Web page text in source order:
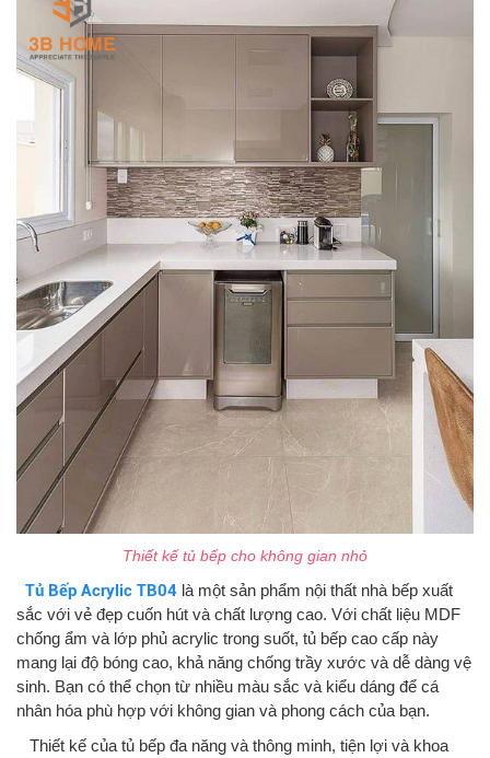
Thiết kế tủ bếp cho không gian nhỏ
Tủ Bếp Acrylic TB04 là một sản phẩm nội thất nhà bếp xuất
sắc với vẻ đẹp cuốn hút và chất lượng cao. Với chất liệu MDF
chống ẩm và lớp phủ acrylic trong suốt, tủ bếp cao cấp này
mang lại độ bóng cao, khả năng chống trầy xước và dễ dàng vệ
sinh. Bạn có thể chọn từ nhiều màu sắc và kiểu dáng để cá
nhân hóa phù hợp với không gian và phong cách của bạn.
Thiết kế của tủ bếp đa năng và thông minh, tiện lợi và khoa